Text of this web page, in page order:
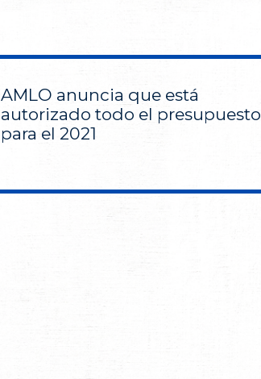
AMLO anuncia que está
autorizado todo el presupuesto
para el 2021